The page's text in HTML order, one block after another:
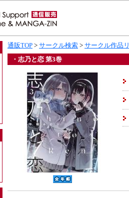
通販TOP > サークル検索 > サークル作品
・志乃と恋 第3巻